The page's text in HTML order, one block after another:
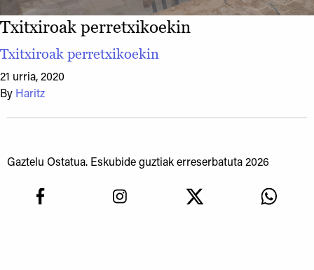
Txitxiroak perretxikoekin
Txitxiroak perretxikoekin
21 urria, 2020
By Haritz
Gaztelu Ostatua. Eskubide guztiak erreserbatuta 2026